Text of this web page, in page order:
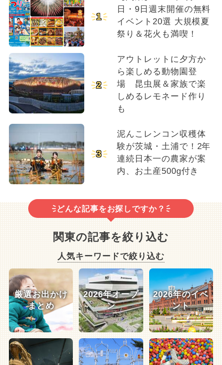
1
日・9日週末開催の無料
イベント20選 大規模夏
祭り＆花火も満喫！
2
アウトレットに夕方か
ら楽しめる動物園登
場 昆虫展＆家族で楽
しめるレモネード作り
も
3
泥んこレンコン収穫体
験が茨城・土浦で！2年
連続日本一の農家が案
内、お土産500g付き
どんな記事をお探しですか？
関東の記事を絞り込む
人気キーワードで絞り込む
厳選お出かけ
まとめ
2026年オープ
ン
2026年のイベ
ント